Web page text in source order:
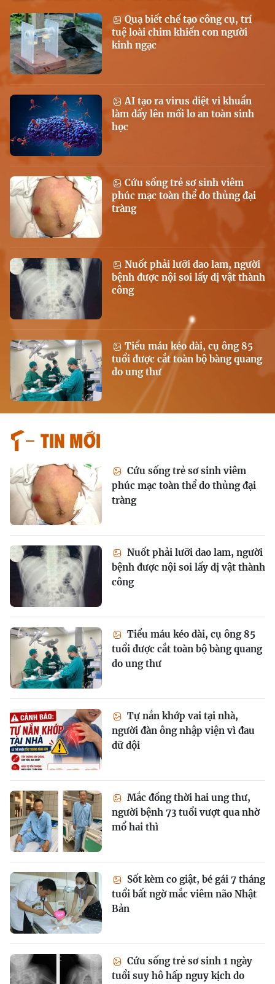
Quạ biết chế tạo công cụ, trí
tuệ loài chim khiến con người
kinh ngạc
AI tạo ra virus diệt vi khuẩn
làm dấy lên mối lo an toàn sinh
học
Cứu sống trẻ sơ sinh viêm
phúc mạc toàn thể do thủng đại
tràng
Nuốt phải lưỡi dao lam, người
bệnh được nội soi lấy dị vật thành
công
Tiểu máu kéo dài, cụ ông 85
tuổi được cắt toàn bộ bàng quang
do ung thư
Tin mới
Cứu sống trẻ sơ sinh viêm
phúc mạc toàn thể do thủng đại
tràng
Nuốt phải lưỡi dao lam, người
bệnh được nội soi lấy dị vật thành
công
Tiểu máu kéo dài, cụ ông 85
tuổi được cắt toàn bộ bàng quang
do ung thư
Tự nắn khớp vai tại nhà,
người đàn ông nhập viện vì đau
dữ dội
Mắc đồng thời hai ung thư,
người bệnh 73 tuổi vượt qua nhờ
mổ hai thì
Sốt kèm co giật, bé gái 7 tháng
tuổi bất ngờ mắc viêm não Nhật
Bản
Cứu sống trẻ sơ sinh 1 ngày
tuổi suy hô hấp nguy kịch do